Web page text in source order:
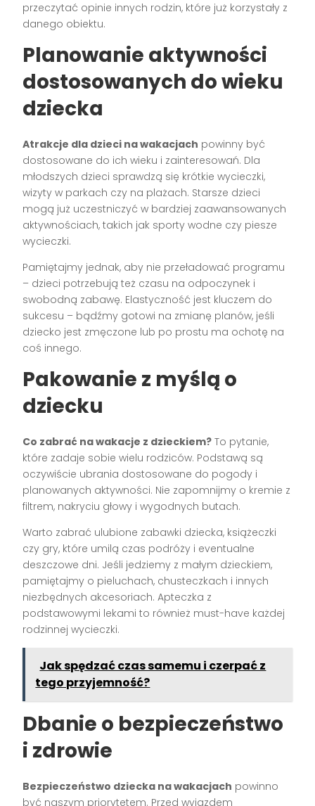
przeczytać opinie innych rodzin, które już korzystały z
danego obiektu.
Planowanie aktywności
dostosowanych do wieku
dziecka
Atrakcje dla dzieci na wakacjach powinny być
dostosowane do ich wieku i zainteresowań. Dla
młodszych dzieci sprawdzą się krótkie wycieczki,
wizyty w parkach czy na plażach. Starsze dzieci
mogą już uczestniczyć w bardziej zaawansowanych
aktywnościach, takich jak sporty wodne czy piesze
wycieczki.
Pamiętajmy jednak, aby nie przeładować programu
– dzieci potrzebują też czasu na odpoczynek i
swobodną zabawę. Elastyczność jest kluczem do
sukcesu – bądźmy gotowi na zmianę planów, jeśli
dziecko jest zmęczone lub po prostu ma ochotę na
coś innego.
Pakowanie z myślą o
dziecku
Co zabrać na wakacje z dzieckiem? To pytanie,
które zadaje sobie wielu rodziców. Podstawą są
oczywiście ubrania dostosowane do pogody i
planowanych aktywności. Nie zapomnijmy o kremie z
filtrem, nakryciu głowy i wygodnych butach.
Warto zabrać ulubione zabawki dziecka, książeczki
czy gry, które umilą czas podróży i eventualne
deszczowe dni. Jeśli jedziemy z małym dzieckiem,
pamiętajmy o pieluchach, chusteczkach i innych
niezbędnych akcesoriach. Apteczka z
podstawowymi lekami to również must-have każdej
rodzinnej wycieczki.
Jak spędzać czas samemu i czerpać z
tego przyjemność?
Dbanie o bezpieczeństwo
i zdrowie
Bezpieczeństwo dziecka na wakacjach powinno
być naszym priorytetem. Przed wyjazdem